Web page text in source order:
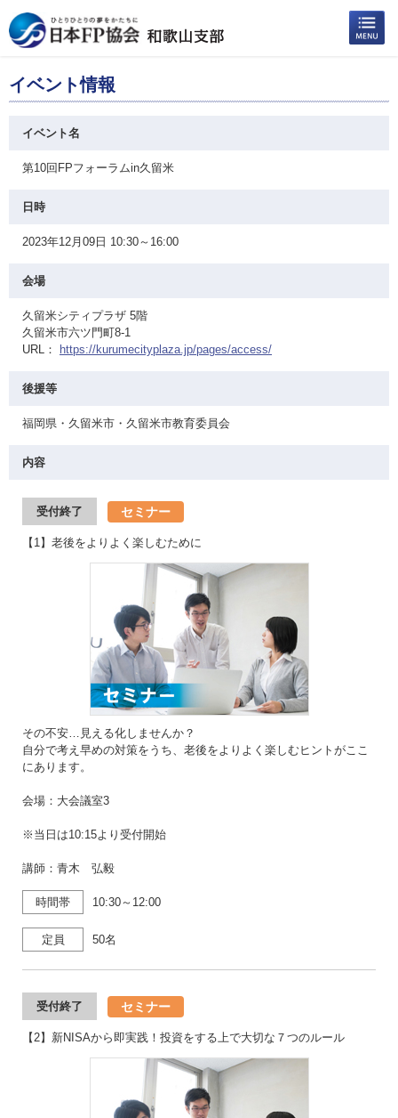
イベント情報
イベント名
第10回FPフォーラムin久留米
日時
2023年12月09日 10:30～16:00
会場
久留米シティプラザ 5階
久留米市六ツ門町8-1
URL：
https://kurumecityplaza.jp/pages/access/
後援等
福岡県・久留米市・久留米市教育委員会
内容
受付終了 セミナー
【1】老後をよりよく楽しむために
その不安…見える化しませんか？
自分で考え早めの対策をうち、老後をよりよく楽しむヒントがここ
にあります。
会場：大会議室3
※当日は10:15より受付開始
講師：青木 弘毅
時間帯 10:30～12:00
定員 50名
受付終了 セミナー
【2】新NISAから即実践！投資をする上で大切な７つのルール